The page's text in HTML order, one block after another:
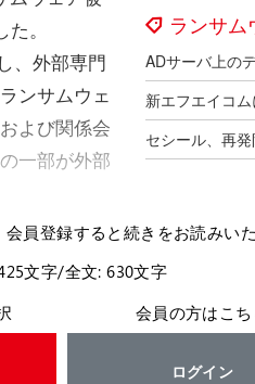
ランサム
。
、外部専門
ンサムウェ
よび関係会
一部が外部
員登録すると続きをお読みいた
文字/全文: 630文字
会員の方はこち
ログイン